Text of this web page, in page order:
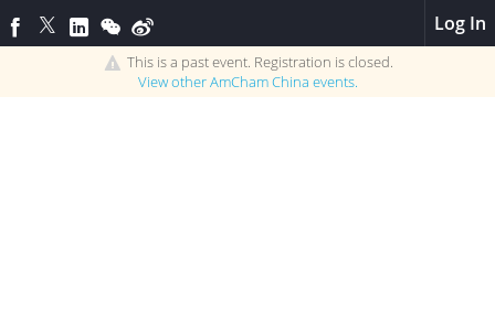
Log In
This is a past event. Registration is closed.
View otherAmCham China events.